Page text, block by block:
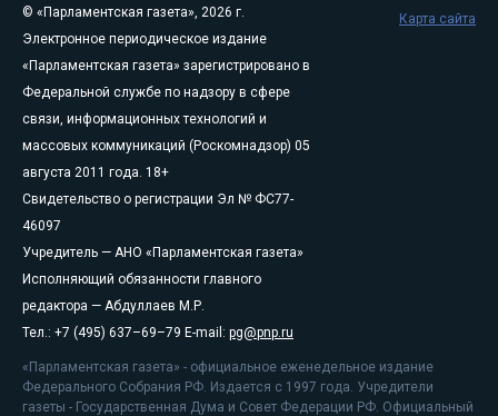
© «Парламентская газета», 2026 г.
Электронное периодическое издание
«Парламентская газета» зарегистрировано в
Федеральной службе по надзору в сфере
связи, информационных технологий и
массовых коммуникаций (Роскомнадзор) 05
августа 2011 года. 18+
Свидетельство о регистрации Эл № ФС77-
46097
Учредитель — АНО «Парламентская газета»
Исполняющий обязанности главного
редактора — Абдуллаев М.Р.
Тел.: +7 (495) 637–69–79 E-mail: pg@pnp.ru
«Парламентская газета» - официальное еженедельное издание
Федерального Собрания РФ. Издается с 1997 года. Учредители
газеты - Государственная Дума и Совет Федерации РФ. Официальный
Карта сайта